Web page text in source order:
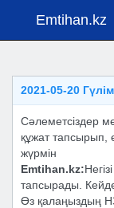
Emtihan.kz
2021-05-20
Сəлеметсіздер
құжат тапсырып,
жүрмін
Emtihan.kz:
тапсырады.
Өз қалаңыздың